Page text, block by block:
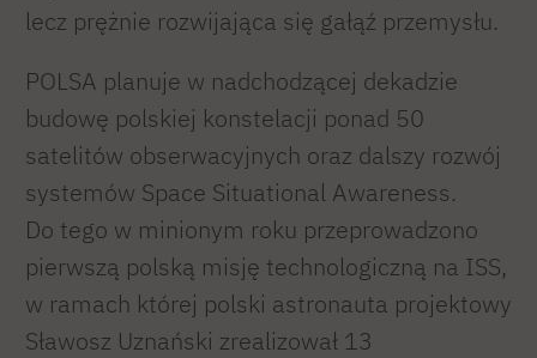
lecz prężnie rozwijająca się gałąź przemysłu.
POLSA planuje w nadchodzącej dekadzie
budowę polskiej konstelacji ponad 50
satelitów obserwacyjnych oraz dalszy rozwój
systemów Space Situational Awareness.
Do tego w minionym roku przeprowadzono
pierwszą polską misję technologiczną na ISS,
w ramach której polski astronauta projektowy
Sławosz Uznański zrealizował 13